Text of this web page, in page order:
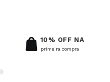
10% OFF NA
primeira compra